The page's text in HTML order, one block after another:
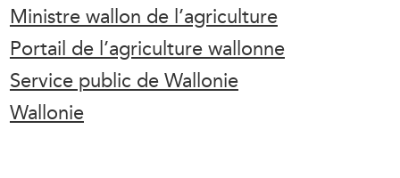
Ministre wallon de l’agriculture
Portail de l’agriculture wallonne
Service public de Wallonie
Wallonie